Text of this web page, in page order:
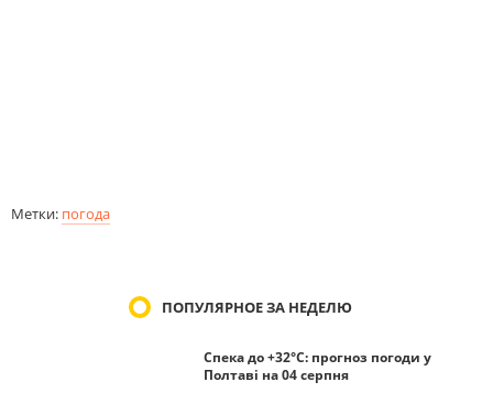
Метки: погода
ПОПУЛЯРНОЕ ЗА НЕДЕЛЮ
Спека до +32°С: прогноз погоди у
Полтаві на 04 серпня